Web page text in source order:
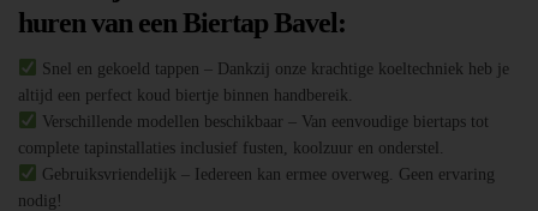
huren van een Biertap Bavel:
Snel en gekoeld tappen – Dankzij onze krachtige koeltechniek heb je
altijd een perfect koud biertje binnen handbereik.
Verschillende modellen beschikbaar – Van eenvoudige biertaps tot
complete tapinstallaties inclusief fusten, koolzuur en onderstel.
Gebruiksvriendelijk – Iedereen kan ermee overweg. Geen ervaring
nodig!